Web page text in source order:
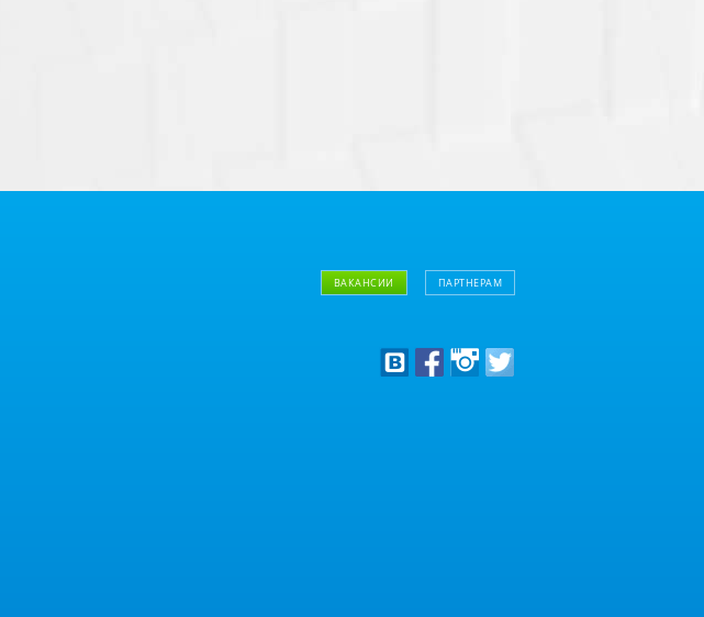
ВАКАНСИИ ПАРТНЕРАМ
Оптовым клиентам